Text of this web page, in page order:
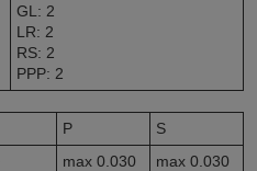
GL: 2
LR: 2
RS: 2
РРР: 2
P
S
max 0.030
max 0.030